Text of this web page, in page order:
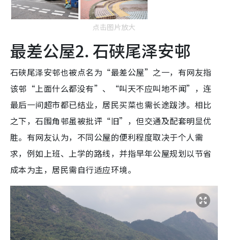
点击图片放大
最差公屋2. 石硖尾泽安邨
石硖尾泽安邨也被点名为“最差公屋”之一，有网友指
该邨“上面什么都没有”、“叫天不应叫地不闻”，连
最后一间超市都已结业，居民买菜也需长途跋涉。相比
之下，石围角邨虽被批评“旧”，但交通及配套明显优
胜。有网友认为，不同公屋的便利程度取决于个人需
求，例如上班、上学的路线，并指早年公屋规划以节省
成本为主，居民需自行适应环境。